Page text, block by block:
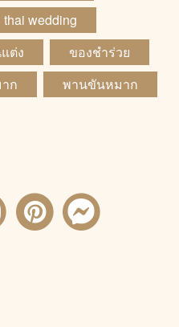
thai wedding
ต่ง
ของชำร่วย
ก พานขันหมาก